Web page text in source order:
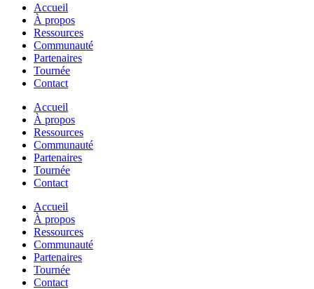
Accueil
À propos
Ressources
Communauté
Partenaires
Tournée
Contact
Accueil
À propos
Ressources
Communauté
Partenaires
Tournée
Contact
Accueil
À propos
Ressources
Communauté
Partenaires
Tournée
Contact